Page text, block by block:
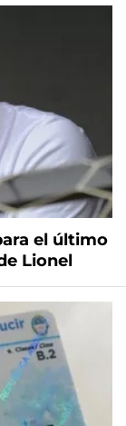
el último
Lionel